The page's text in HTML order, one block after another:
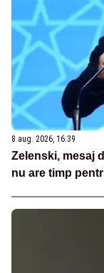
8 aug. 2026, 16:39
Zelenski, mesaj
nu are timp